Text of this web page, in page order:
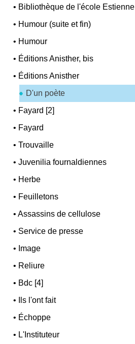
• Bibliothèque de l'école Estienne
• Humour (suite et fin)
• Humour
• Éditions Anisther, bis
• Éditions Anisther
D'un poète
• Fayard [2]
• Fayard
•Trouvaille
•Juvenilia fournaldiennes
• Herbe
• Feuilletons
•Assassins de cellulose
• Service de presse
• Image
• Reliure
• Bdc [4]
•
Ils l'ont fait
• Échoppe
• L'Instituteur